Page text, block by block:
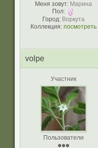
Меня зовут: Марина
Пол:
Город: Воркута
Коллекция: посмотреть
volpe
Участник
Пользователи